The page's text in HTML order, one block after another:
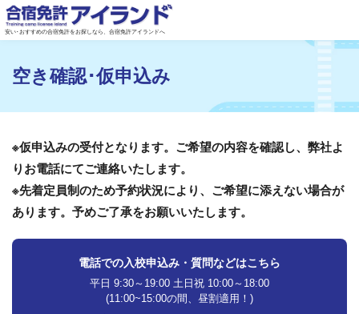
安い･おすすめの合宿免許をお探しなら、合宿免許アイランドへ
空き確認･仮申込み
※仮申込みの受付となります。ご希望の内容を確認し、弊社よ
りお電話にてご連絡いたします。
※先着定員制のため予約状況により、ご希望に添えない場合が
あります。予めご了承をお願いいたします。
電話での入校申込み・質問などはこちら
平日 9:30～19:00 土日祝 10:00～18:00
(11:00~15:00の間、昼割適用！)